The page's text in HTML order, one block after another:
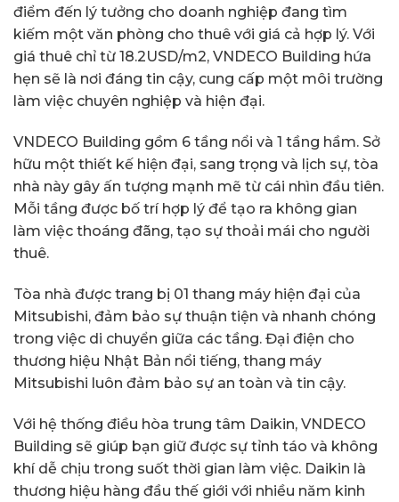
điểm đến lý tưởng cho doanh nghiệp đang tìm
kiếm một văn phòng cho thuê với giá cả hợp lý. Với
giá thuê chỉ từ 18.2USD/m2, VNDECO Building hứa
hẹn sẽ là nơi đáng tin cậy, cung cấp một môi trường
làm việc chuyên nghiệp và hiện đại.
VNDECO Building gồm 6 tầng nổi và 1 tầng hầm. Sở
hữu một thiết kế hiện đại, sang trọng và lịch sự, tòa
nhà này gây ấn tượng mạnh mẽ từ cái nhìn đầu tiên.
Mỗi tầng được bố trí hợp lý để tạo ra không gian
làm việc thoáng đãng, tạo sự thoải mái cho người
thuê.
Tòa nhà được trang bị 01 thang máy hiện đại của
Mitsubishi, đảm bảo sự thuận tiện và nhanh chóng
trong việc di chuyển giữa các tầng. Đại điện cho
thương hiệu Nhật Bản nổi tiếng, thang máy
Mitsubishi luôn đảm bảo sự an toàn và tin cậy.
Với hệ thống điều hòa trung tâm Daikin, VNDECO
Building sẽ giúp bạn giữ được sự tỉnh táo và không
khí dễ chịu trong suốt thời gian làm việc. Daikin là
thương hiệu hàng đầu thế giới với nhiều năm kinh